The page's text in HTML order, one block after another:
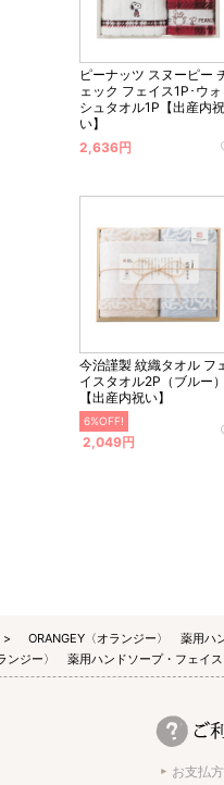
ピーナッツ スヌーピー
ェック フェイス1P･ウ
シュタオル1P【出産内
い】
2,636円
今治謹製 紋織タオル フ
イスタオル2P（ブルー
【出産内祝い】
6%OFF!
2,049円
ORANGEY〈オランジー〉 薬用ハ
ンジー〉 薬用ハンドソープ・フェイ
お支払